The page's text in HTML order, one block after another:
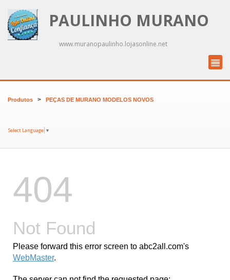
PAULINHO MURANO
www.muranopaulinho.lojasonline.net
Produtos > PEÇAS DE MURANO MODELOS NOVOS
Select Language ▼